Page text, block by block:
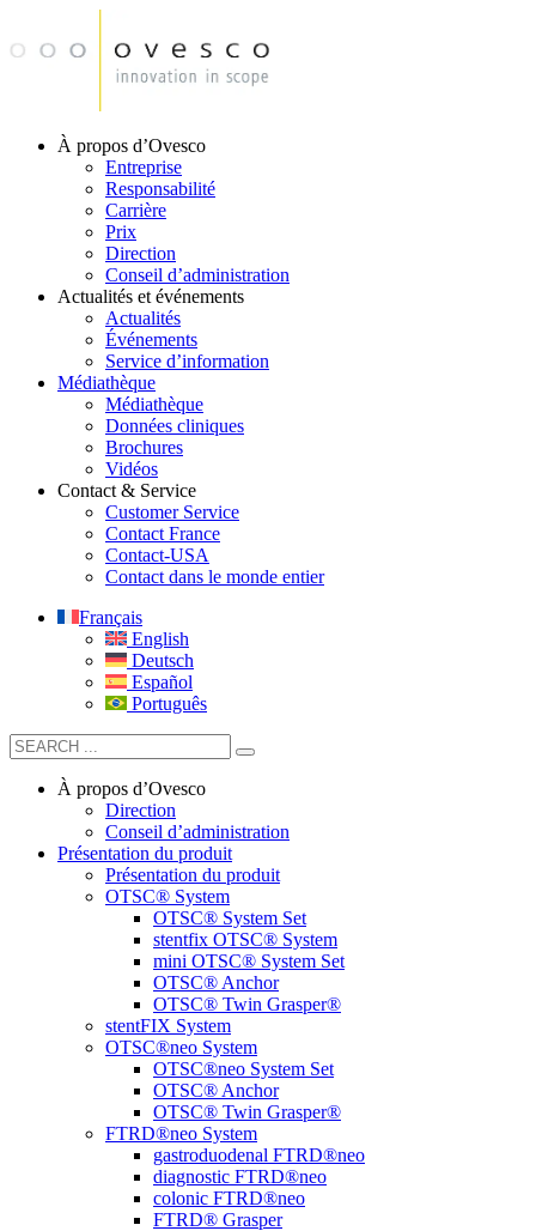
À propos d’Ovesco
Entreprise
Responsabilité
Carrière
Prix
Direction
Conseil d’administration
Actualités et événements
Actualités
Événements
Service d’information
Médiathèque
Médiathèque
Données cliniques
Brochures
Vidéos
Contact & Service
Customer Service
Contact France
Contact-USA
Contact dans le monde entier
Français
English
Deutsch
Español
Português
À propos d’Ovesco
Direction
Conseil d’administration
Présentation du produit
Présentation du produit
OTSC® System
OTSC® System Set
stentfix OTSC® System
mini OTSC® System Set
OTSC® Anchor
OTSC® Twin Grasper®
stentFIX System
OTSC®neo System
OTSC®neo System Set
OTSC® Anchor
OTSC® Twin Grasper®
FTRD®neo System
gastroduodenal FTRD®neo
diagnostic FTRD®neo
colonic FTRD®neo
FTRD® Grasper